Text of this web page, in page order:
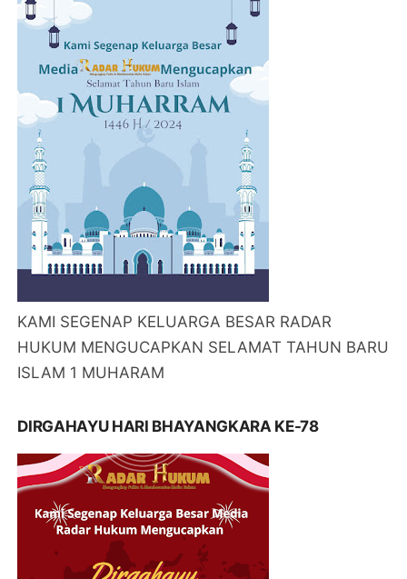
KAMI SEGENAP KELUARGA BESAR RADAR
HUKUM MENGUCAPKAN SELAMAT TAHUN BARU
ISLAM 1 MUHARAM
DIRGAHAYU HARI BHAYANGKARA KE-78